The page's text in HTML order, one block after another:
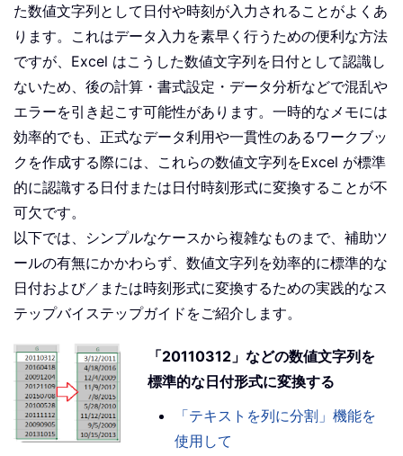
た数値文字列として日付や時刻が入力されることがよくあ
ります。これはデータ入力を素早く行うための便利な方法
ですが、Excel はこうした数値文字列を日付として認識し
ないため、後の計算・書式設定・データ分析などで混乱や
エラーを引き起こす可能性があります。一時的なメモには
効率的でも、正式なデータ利用や一貫性のあるワークブッ
クを作成する際には、これらの数値文字列をExcel が標準
的に認識する日付または日付時刻形式に変換することが不
可欠です。
以下では、シンプルなケースから複雑なものまで、補助ツ
ールの有無にかかわらず、数値文字列を効率的に標準的な
日付および／または時刻形式に変換するための実践的なス
テップバイステップガイドをご紹介します。
「20110312」などの数値文字列を
標準的な日付形式に変換する
「テキストを列に分割」機能を
使用して